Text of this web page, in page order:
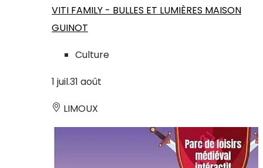
VITI FAMILY - BULLES ET LUMIÈRES MAISON
GUINOT
Culture
1 juil.31 août
LIMOUX